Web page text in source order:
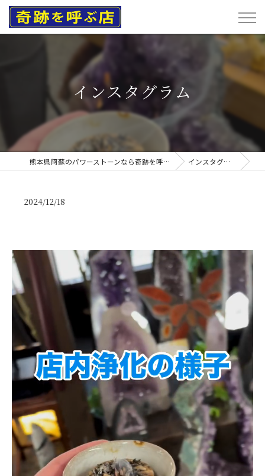
インスタグラム
熊本県阿蘇のパワーストーンなら奇跡を呼ぶ店 インスタグラム
2024/12/18